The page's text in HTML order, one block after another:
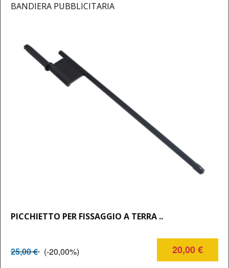
BANDIERA PUBBLICITARIA
PICCHIETTO PER FISSAGGIO A TERRA ..
25,00 € (-20,00%) 20,00 €